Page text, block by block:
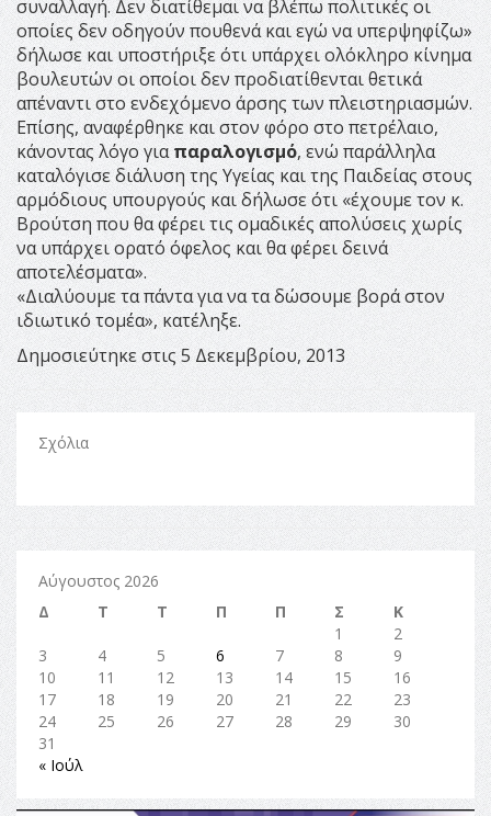
συναλλαγή. Δεν διατίθεμαι να βλέπω πολιτικές οι
οποίες δεν οδηγούν πουθενά και εγώ να υπερψηφίζω»
δήλωσε και υποστήριξε ότι υπάρχει ολόκληρο κίνημα
βουλευτών οι οποίοι δεν προδιατίθενται θετικά
απέναντι στο ενδεχόμενο άρσης των πλειστηριασμών.
Επίσης, αναφέρθηκε και στον φόρο στο πετρέλαιο,
κάνοντας λόγο γιαπαραλογισμό, ενώ παράλληλα
καταλόγισε διάλυση της Υγείας και της Παιδείας στους
αρμόδιους υπουργούς και δήλωσε ότι «έχουμε τον κ.
Βρούτση που θα φέρει τις ομαδικές απολύσεις χωρίς
να υπάρχει ορατό όφελος και θα φέρει δεινά
αποτελέσματα».
«Διαλύουμε τα πάντα για να τα δώσουμε βορά στον
ιδιωτικό τομέα», κατέληξε.
Δημοσιεύτηκε στις 5 Δεκεμβρίου, 2013
Σχόλια
Αύγουστος 2026
Δ
Τ Τ Π Π Σ
Κ
1
2
3
4 5 6 7 8
9
10
11 12 13 14 15
16
17
18 19 20 21 22
23
24
25 26 27 28 29
30
31
« Ιούλ